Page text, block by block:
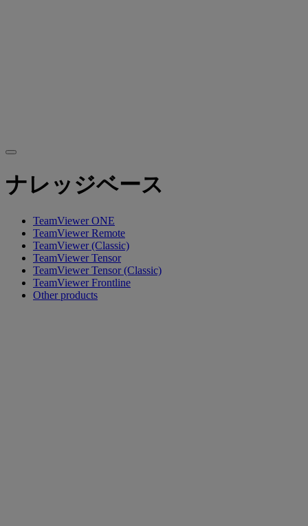
ナレッジベース
TeamViewer ONE
TeamViewer Remote
TeamViewer (Classic)
TeamViewer Tensor
TeamViewer Tensor (Classic)
TeamViewer Frontline
Other products